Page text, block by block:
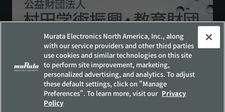
サイトポリシー
ソーシャルメディアポリシー
個人情報保護方針
お客様の個人情報の取り扱いについて
Murata Electronics North America, Inc., along
with our service providers and other third parties
use cookies and similar technologies on this site
to perform site improvement, marketing,
personalized advertising, and analytics. To adjust
these default settings, click on "Manage
Preferences". To learn more, visit our Privacy
Policy